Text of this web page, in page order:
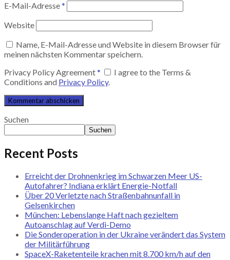
E-Mail-Adresse*
Website
Name, E-Mail-Adresse und Website in diesem Browser für
meinen nächsten Kommentar speichern.
Privacy Policy Agreement*
I agree to the Terms &
Conditions and Privacy Policy.
Suchen
Suchen
Recent Posts
Erreicht der Drohnenkrieg im Schwarzen Meer US-
Autofahrer? Indiana erklärt Energie-Notfall
Über 20 Verletzte nach Straßenbahnunfall in
Gelsenkirchen
München: Lebens­lange Haft nach gezieltem
Autoanschlag auf Verdi-Demo
Die Sonderoperation in der Ukraine verändert das System
der Militärführung
SpaceX-Raketenteile krachen mit 8.700 km/h auf den